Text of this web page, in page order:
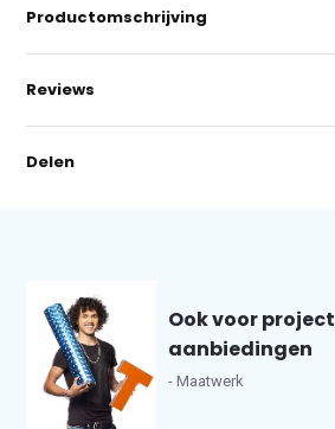
Productomschrijving
Reviews
Delen
Ook voor project
aanbiedingen
- Maatwerk